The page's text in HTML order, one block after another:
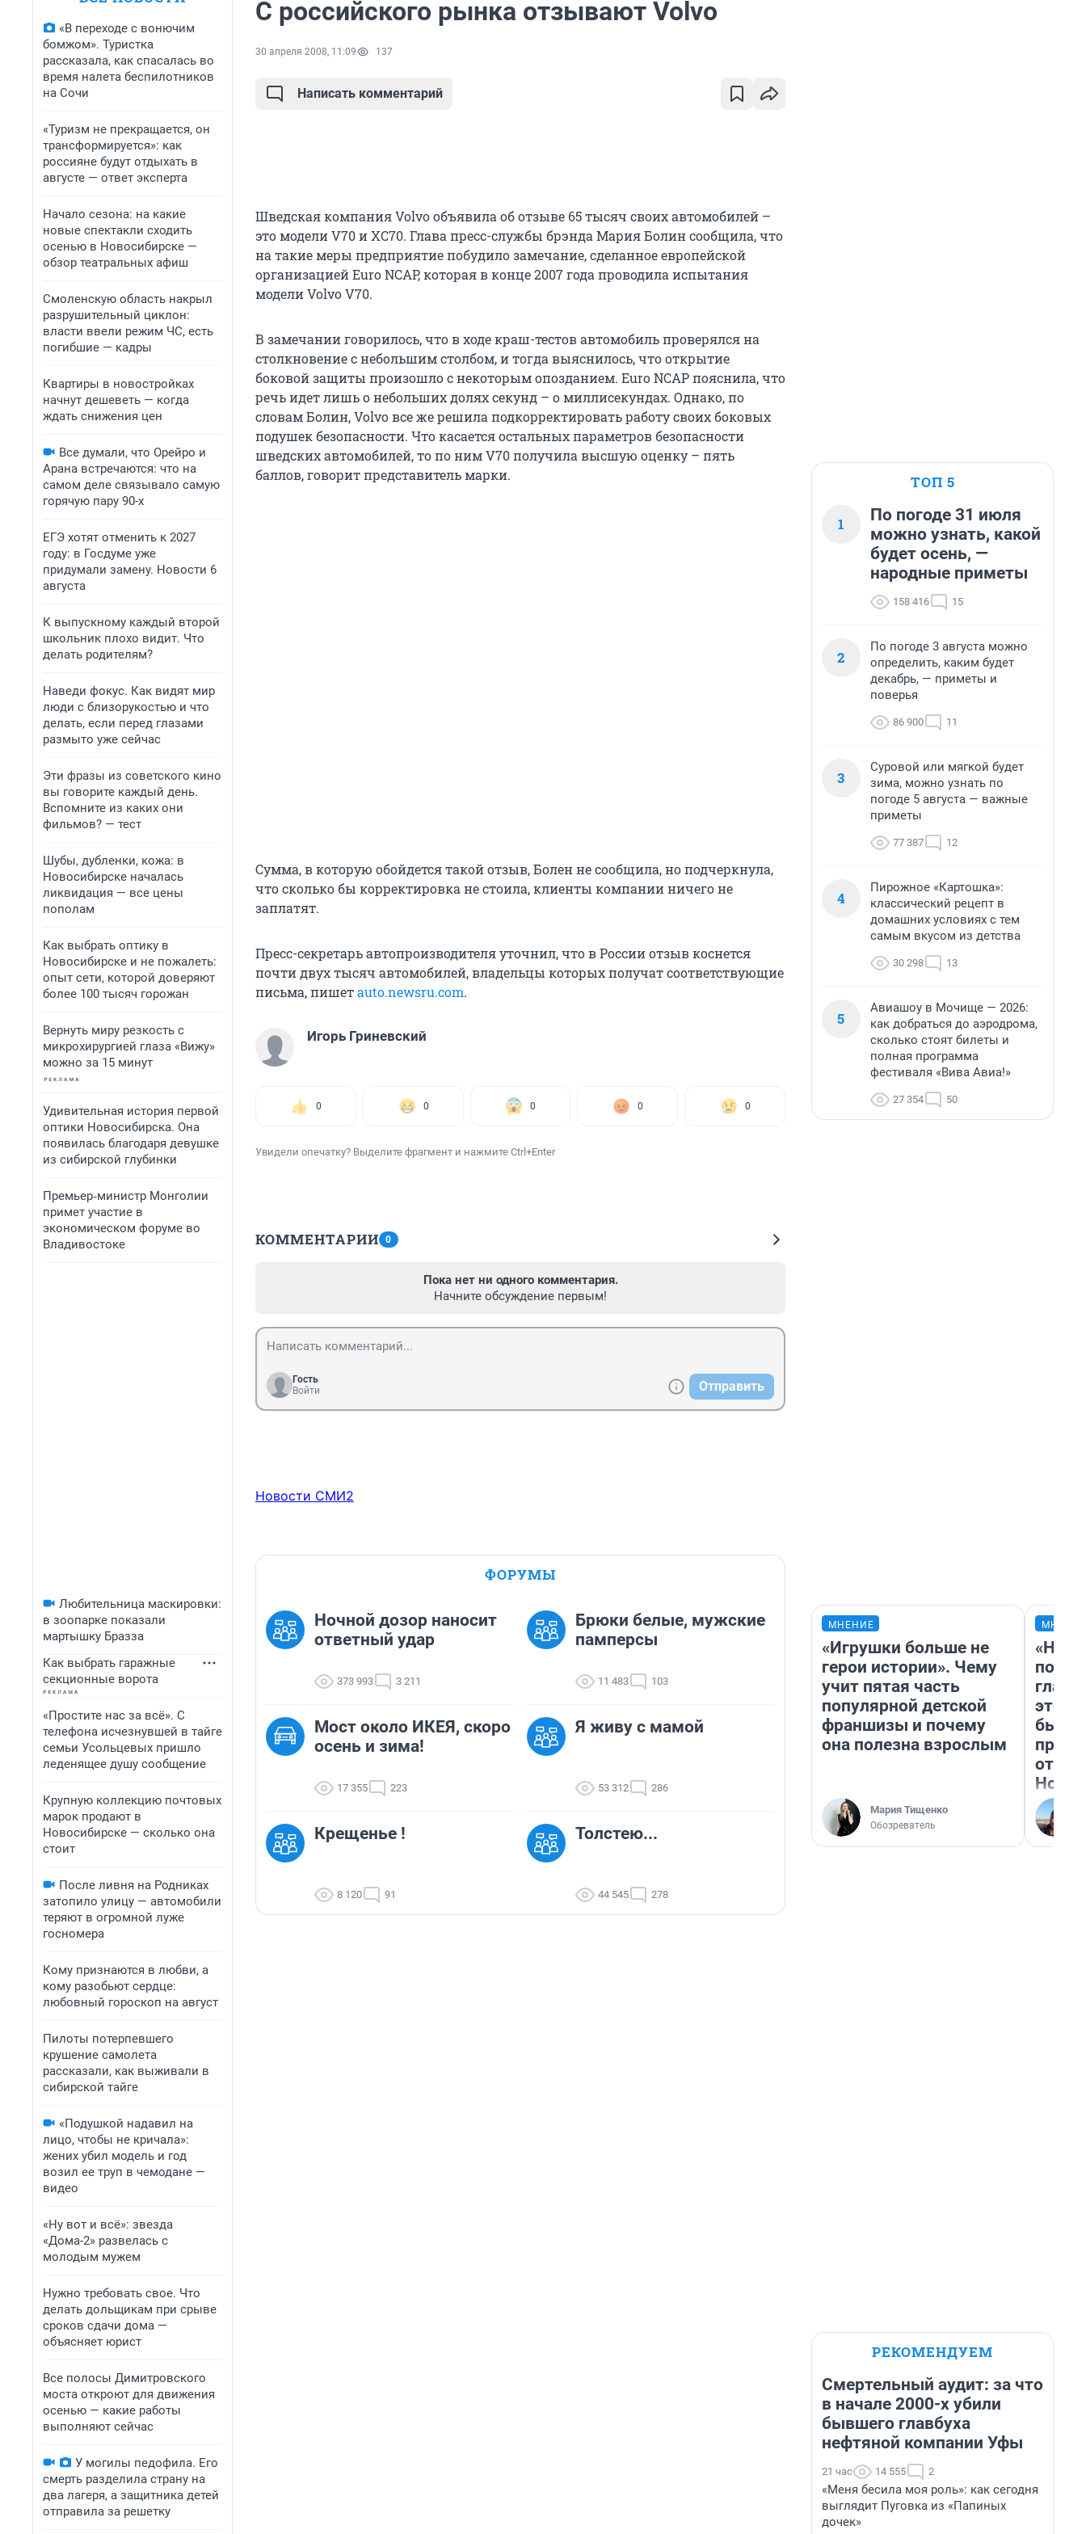
«В переходе с вонючим
бомжом». Туристка
рассказала, как спасалась во
время налета беспилотников
на Сочи
«Туризм не прекращается, он
трансформируется»: как
россияне будут отдыхать в
августе — ответ эксперта
Начало сезона: на какие
новые спектакли сходить
осенью в Новосибирске —
обзор театральных афиш
Смоленскую область накрыл
разрушительный циклон:
власти ввели режим ЧС, есть
погибшие — кадры
Квартиры в новостройках
начнут дешеветь — когда
ждать снижения цен
Все думали, что Орейро и
Арана встречаются: что на
самом деле связывало самую
горячую пару 90-х
ЕГЭ хотят отменить к 2027
году: в Госдуме уже
придумали замену. Новости 6
августа
К выпускному каждый второй
школьник плохо видит. Что
делать родителям?
Наведи фокус. Как видят мир
люди с близорукостью и что
делать, если перед глазами
размыто уже сейчас
Эти фразы из советского кино
вы говорите каждый день.
Вспомните из каких они
фильмов? — тест
Шубы, дубленки, кожа: в
Новосибирске началась
ликвидация — все цены
пополам
Как выбрать оптику в
Новосибирске и не пожалеть:
опыт сети, которой доверяют
более 100 тысяч горожан
Вернуть миру резкость с
микрохирургией глаза «Вижу»
можно за 15 минут
Удивительная история первой
оптики Новосибирска. Она
появилась благодаря девушке
из сибирской глубинки
Премьер‑министр Монголии
примет участие в
экономическом форуме во
Владивостоке
Любительница маскировки:
в зоопарке показали
мартышку Бразза
Как выбрать гаражные
секционные ворота
«Простите нас за всё». С
телефона исчезнувшей в тайге
семьи Усольцевых пришло
леденящее душу сообщение
Крупную коллекцию почтовых
марок продают в
Новосибирске — сколько она
стоит
После ливня на Родниках
затопило улицу — автомобили
теряют в огромной луже
госномера
Кому признаются в любви, а
кому разобьют сердце:
любовный гороскоп на август
Пилоты потерпевшего
крушение самолета
рассказали, как выживали в
сибирской тайге
«Подушкой надавил на
лицо, чтобы не кричала»:
жених убил модель и год
возил ее труп в чемодане —
видео
«Ну вот и всё»: звезда
«Дома-2» развелась с
молодым мужем
Нужно требовать свое. Что
делать дольщикам при срыве
сроков сдачи дома —
объясняет юрист
Все полосы Димитровского
моста откроют для движения
осенью — какие работы
выполняют сейчас
У могилы педофила. Его
смерть разделила страну на
два лагеря, а защитника детей
отправила за решетку
С российского рынка отзывают Volvo
30 апреля 2008, 11:09 137
Написать комментарий
Шведская компания Volvo объявила об отзыве 65 тысяч своих автомобилей –
это модели V70 и XC70. Глава пресс-службы брэнда Мария Болин сообщила, что
на такие меры предприятие побудило замечание, сделанное европейской
организацией Euro NCAP, которая в конце 2007 года проводила испытания
модели Volvo V70.
В замечании говорилось, что в ходе краш-тестов автомобиль проверялся на
столкновение с небольшим столбом, и тогда выяснилось, что открытие
боковой защиты произошло с некоторым опозданием. Euro NCAP пояснила, что
речь идет лишь о небольших долях секунд – о миллисекундах. Однако, по
словам Болин, Volvo все же решила подкорректировать работу своих боковых
подушек безопасности. Что касается остальных параметров безопасности
шведских автомобилей, то по ним V70 получила высшую оценку – пять
баллов, говорит представитель марки.
Сумма, в которую обойдется такой отзыв, Болен не сообщила, но подчеркнула,
что сколько бы корректировка не стоила, клиенты компании ничего не
заплатят.
Пресс-секретарь автопроизводителя уточнил, что в России отзыв коснется
почти двух тысяч автомобилей, владельцы которых получат соответствующие
письма, пишетauto.newsru.com.
Игорь Гриневский
0 0 0 0 0
Увидели опечатку? Выделите фрагмент и нажмите Ctrl+Enter
КОММЕНТАРИИ 0
Пока нет ни одного комментария.
Начните обсуждение первым!
Гость
Войти
Отправить
Новости СМИ2
ФОРУМЫ
Ночной дозор наносит
ответный удар
373 993 3 211
Брюки белые, мужские
памперсы
11 483 103
Мост около ИКЕЯ, скоро
осень и зима!
17 355 223
Я живу с мамой
53 312 286
Крещенье !
8 120 91
Толстею...
44 545 278
ТОП 5
1
По погоде 31 июля
можно узнать, какой
будет осень, —
народные приметы
158 416 15
2
По погоде 3 августа можно
определить, каким будет
декабрь, — приметы и
поверья
86 900 11
3
Суровой или мягкой будет
зима, можно узнать по
погоде 5 августа — важные
приметы
77 387 12
4
Пирожное «Картошка»:
классический рецепт в
домашних условиях с тем
самым вкусом из детства
30 298 13
5
Авиашоу в Мочище — 2026:
как добраться до аэродрома,
сколько стоят билеты и
полная программа
фестиваля «Вива Авиа!»
27 354 50
МНЕНИЕ
«Игрушки больше не
герои истории». Чему
учит пятая часть
популярной детской
франшизы и почему
она полезна взрослым
Мария Тищенко
Обозреватель
этого
бьет
РЕКОМЕНДУЕМ
Смертельный аудит: за что
в начале 2000-х убили
бывшего главбуха
нефтяной компании Уфы
21 час 14 555 2
«Меня бесила моя роль»: как сегодня
выглядит Пуговка из «Папиных
дочек»